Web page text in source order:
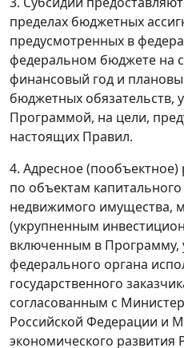
пределах бюджетных
предусмотренных в
федеральном бюджете на
финансовый год и
бюджетных обязательств,
Программой, на цели,
настоящих Правил.
4. Адресное (пообъектное)
по объектам
недвижимого имущества,
(укрупненным
включенным в Программу,
федерального органа
государственного
согласованным с
Российской Федерации и
экономического развития